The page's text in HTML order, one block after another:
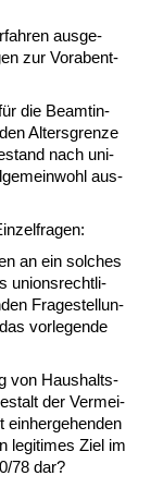
aus­ge­
zur Vor­ab­ent­
die Be­am­tin­
Al­ters­gren­ze
nach uni­
aus­
an ein sol­ches
uni­ons­recht­li­
Fra­ge­stel­lun­
vor­le­gen­de
von Haus­halts­
der Ver­mei­
ein­her­ge­hen­den
le­gi­ti­mes Ziel im
78 dar?